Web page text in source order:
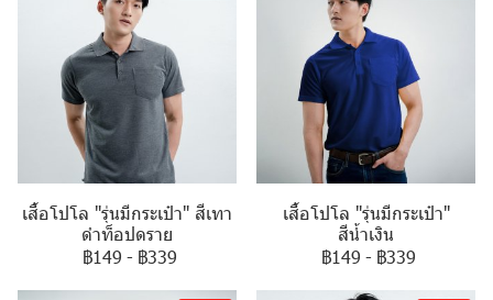
เสื้อโปโล "รุ่นมีกระเป๋า" สีเทา
ดำท็อปดราย
฿149 - ฿339
เสื้อโปโล "รุ่นมีกระเป๋า"
สีน้ำเงิน
฿149 - ฿339